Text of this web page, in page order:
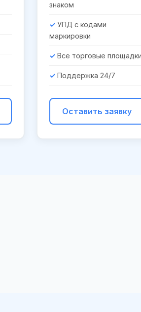
знаком
УПД с кодами
маркировки
Все торговые площадки
Поддержка 24/7
Оставить заявку